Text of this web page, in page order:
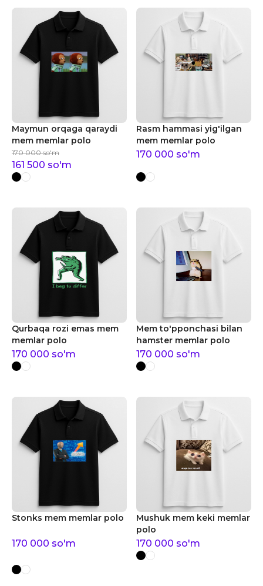
Maymun orqaga qaraydi
mem memlar polo
170 000 so'm
161 500 so'm
Rasm hammasi yig'ilgan
mem memlar polo
170 000 so'm
Qurbaqa rozi emas mem
memlar polo
170 000 so'm
Mem to'pponchasi bilan
hamster memlar polo
170 000 so'm
Stonks mem memlar polo
170 000 so'm
Mushuk mem keki memlar
polo
170 000 so'm